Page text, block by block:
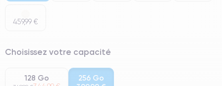
459,99 €
Choisissez votre capacité
128 Go
256 Go